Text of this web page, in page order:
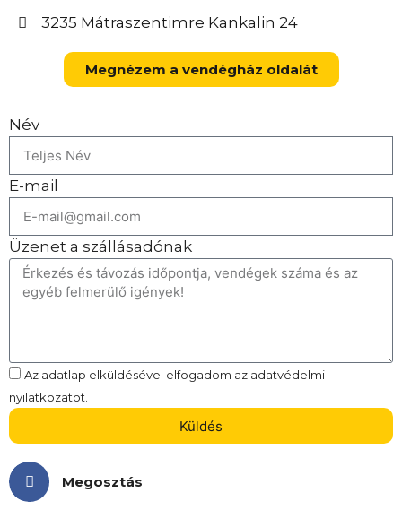
3235 Mátraszentimre Kankalin 24
Megnézem a vendégház oldalát
Név
E-mail
Üzenet a szállásadónak
Az adatlap elküldésével elfogadom az adatvédelmi
nyilatkozatot.
Küldés
Megosztás